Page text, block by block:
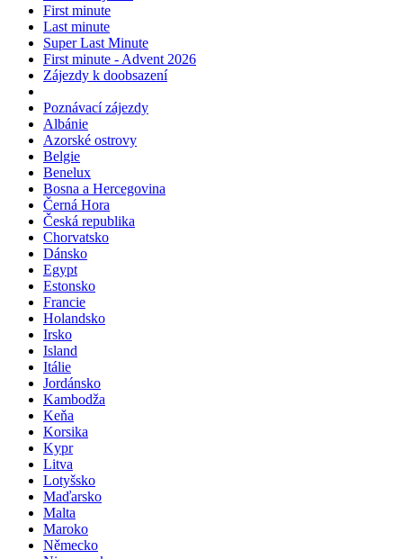
First minute
Last minute
Super Last Minute
First minute - Advent 2026
Zájezdy k doobsazení
Poznávací zájezdy
Albánie
Azorské ostrovy
Belgie
Benelux
Bosna a Hercegovina
Černá Hora
Česká republika
Chorvatsko
Dánsko
Egypt
Estonsko
Francie
Holandsko
Irsko
Island
Itálie
Jordánsko
Kambodža
Keňa
Korsika
Kypr
Litva
Lotyšsko
Maďarsko
Malta
Maroko
Německo